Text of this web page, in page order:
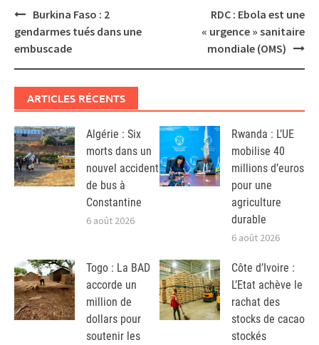
Post
navigation
Burkina Faso : 2
gendarmes tués dans une
embuscade
RDC : Ebola est une
« urgence » sanitaire
mondiale (OMS)
ARTICLES RÉCENTS
Algérie : Six
morts dans un
nouvel accident
de bus à
Constantine
6 août 2026
Rwanda : L’UE
mobilise 40
millions d’euros
pour une
agriculture
durable
6 août 2026
Togo : La BAD
accorde un
million de
dollars pour
soutenir les
Côte d’Ivoire :
L’Etat achève le
rachat des
stocks de cacao
stockés